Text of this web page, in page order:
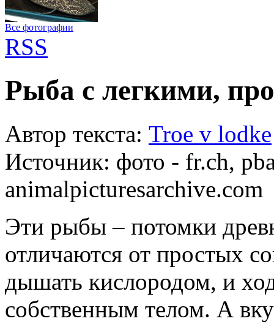
Все фотографии
RSS
Рыба с легкими,
Автор текста: Troe v lodke
Источник: фото - fr.ch,
animalpicturesarchive.com
Эти рыбы – потомки
отличаются от простых
дышать кислородом, и
собственным телом. А